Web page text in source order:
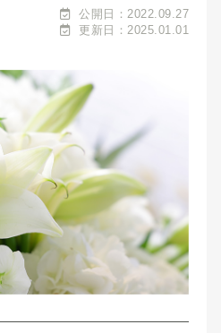
公開日：2022.09.27
更新日：2025.01.01